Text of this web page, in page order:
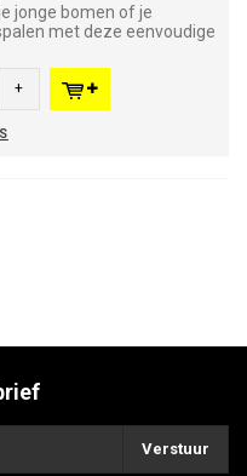
jonge bomen of je
met deze eenvoudige
+
Verstuur